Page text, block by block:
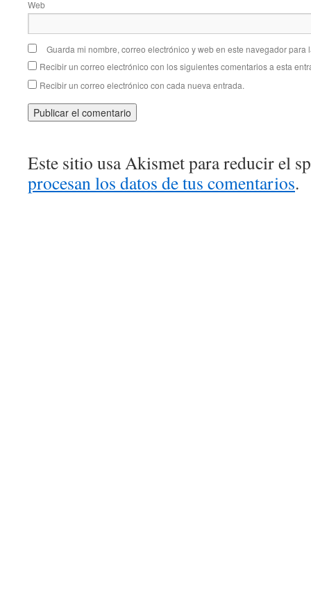
Web
Guarda mi nombre, correo electrónico y web en este navegador para
Recibir un correo electrónico con los siguientes comentarios a esta
Recibir un correo electrónico con cada nueva entrada.
Este sitio usa Akismet para reducir el
procesan los datos de tus comentarios.